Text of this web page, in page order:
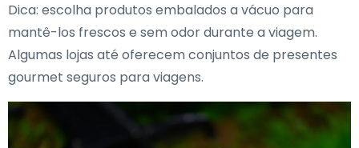
Dica: escolha produtos embalados a vácuo para
mantê-los frescos e sem odor durante a viagem.
Algumas lojas até oferecem conjuntos de presentes
gourmet seguros para viagens.